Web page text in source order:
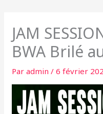
JAM
BWA Brilé
Paradmin/6 février